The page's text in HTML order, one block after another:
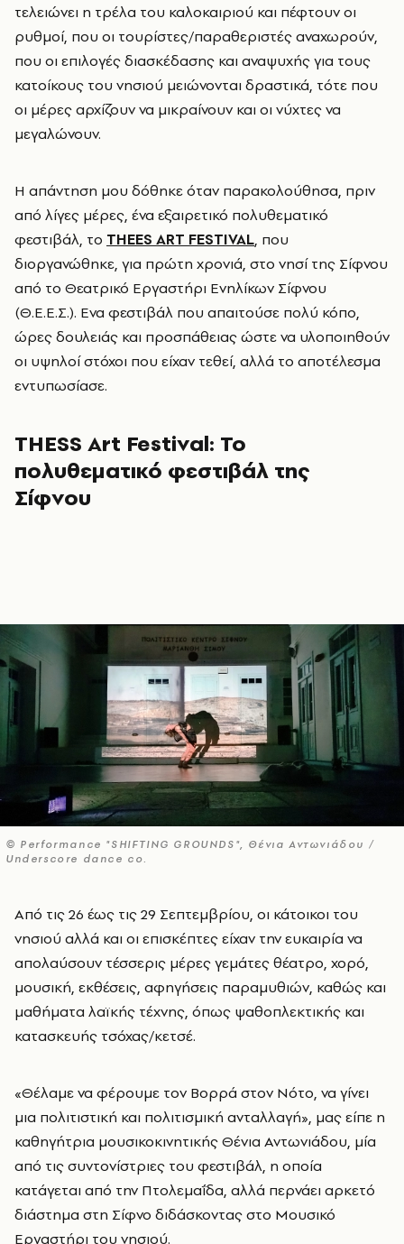
τελειώνει η τρέλα του καλοκαιριού και πέφτουν οι
ρυθμοί, που οι τουρίστες/παραθεριστές αναχωρούν,
που οι επιλογές διασκέδασης και αναψυχής για τους
κατοίκους του νησιού μειώνονται δραστικά, τότε που
οι μέρες αρχίζουν να μικραίνουν και οι νύχτες να
μεγαλώνουν.
Η απάντηση μου δόθηκε όταν παρακολούθησα, πριν
από λίγες μέρες, ένα εξαιρετικό πολυθεματικό
φεστιβάλ, το THEΕS ART FESTIVAL, που
διοργανώθηκε, για πρώτη χρονιά, στο νησί της Σίφνου
από το Θεατρικό Εργαστήρι Ενηλίκων Σίφνου
(Θ.Ε.Ε.Σ.). Ενα φεστιβάλ που απαιτούσε πολύ κόπο,
ώρες δουλειάς και προσπάθειας ώστε να υλοποιηθούν
οι υψηλοί στόχοι που είχαν τεθεί, αλλά το αποτέλεσμα
εντυπωσίασε.
THESS Art Festival: Το
πολυθεματικό φεστιβάλ της
Σίφνου
© Performance "SHIFTING GROUNDS", Θένια Αντωνιάδου /
Underscore dance co.
Από τις 26 έως τις 29 Σεπτεμβρίου, οι κάτοικοι του
νησιού αλλά και οι επισκέπτες είχαν την ευκαιρία να
απολαύσουν τέσσερις μέρες γεμάτες θέατρο, χορό,
μουσική, εκθέσεις, αφηγήσεις παραμυθιών, καθώς και
μαθήματα λαϊκής τέχνης, όπως ψαθοπλεκτικής και
κατασκευής τσόχας/κετσέ.
«Θέλαμε να φέρουμε τον Βορρά στον Νότο, να γίνει
μια πολιτιστική και πολιτισμική ανταλλαγή», μας είπε η
καθηγήτρια μουσικοκινητικής Θένια Αντωνιάδου, μία
από τις συντονίστριες του φεστιβάλ, η οποία
κατάγεται από την Πτολεμαΐδα, αλλά περνάει αρκετό
διάστημα στη Σίφνο διδάσκοντας στο Μουσικό
Εργαστήρι του νησιού.